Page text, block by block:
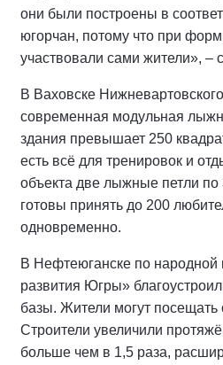
они были построены в
югорчан, потому что при
участвовали сами жители», –
В Ваховске
современная модульная
здания превышает 250
есть всё для тренировок и
объекта две лыжные петли по
готовы принять до 200
одновременно.
В Нефтеюганске по народной
развития Югры»
базы. Жители могут посещать
Строители увеличили
больше чем в 1,5 раза,